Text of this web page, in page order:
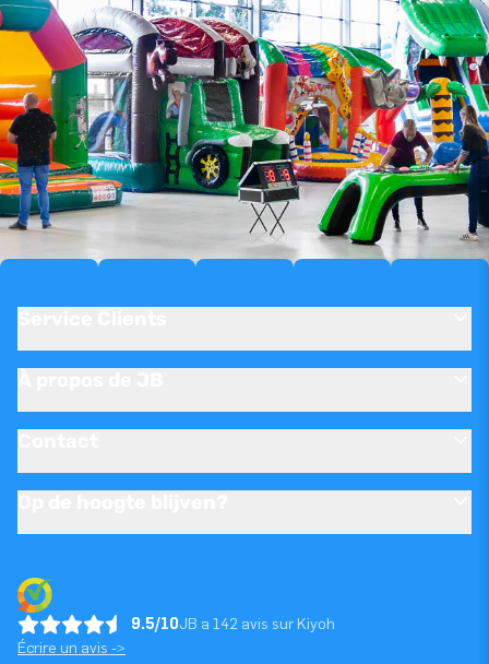
9.5/10JB a 142 avis sur Kiyoh
Écrire un avis ->